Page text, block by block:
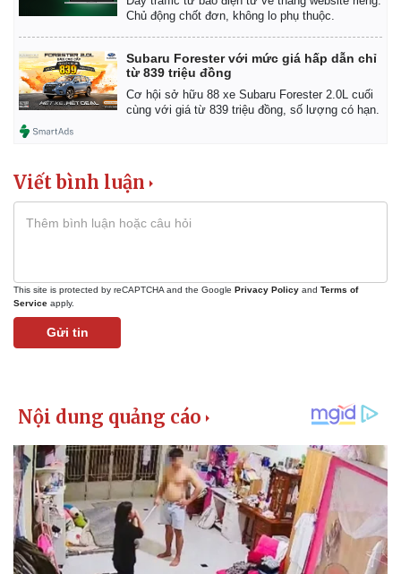
Kinh tế
Thị trường
Chủ động chốt đơn, không lo phụ thuộc.
Subaru Forester với mức giá hấp dẫn chỉ
từ 839 triệu đồng
Cơ hội sở hữu 88 xe Subaru Forester 2.0L cuối
cùng với giá từ 839 triệu đồng, số lượng có hạn.
Viết bình luận
This site is protected by reCAPTCHA and the Google Privacy Policy and Terms of
Service apply.
Gửi tin